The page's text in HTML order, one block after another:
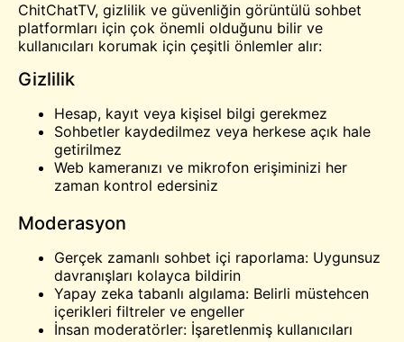
ChitChatTV, gizlilik ve güvenliğin görüntülü sohbet
platformları için çok önemli olduğunu bilir ve
kullanıcıları korumak için çeşitli önlemler alır:
Gizlilik
Hesap, kayıt veya kişisel bilgi gerekmez
Sohbetler kaydedilmez veya herkese açık hale
getirilmez
Web kameranızı ve mikrofon erişiminizi her
zaman kontrol edersiniz
Moderasyon
Gerçek zamanlı sohbet içi raporlama: Uygunsuz
davranışları kolayca bildirin
Yapay zeka tabanlı algılama: Belirli müstehcen
içerikleri filtreler ve engeller
İnsan moderatörler: İşaretlenmiş kullanıcıları